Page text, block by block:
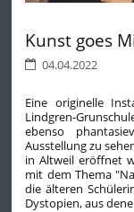
Kunst goes
04.04.2022
Eine originelle
Lindgren-
ebenso
Ausstellung zu
in Altweil eröffnet
mit dem Thema
die älteren
Dystopien, aus